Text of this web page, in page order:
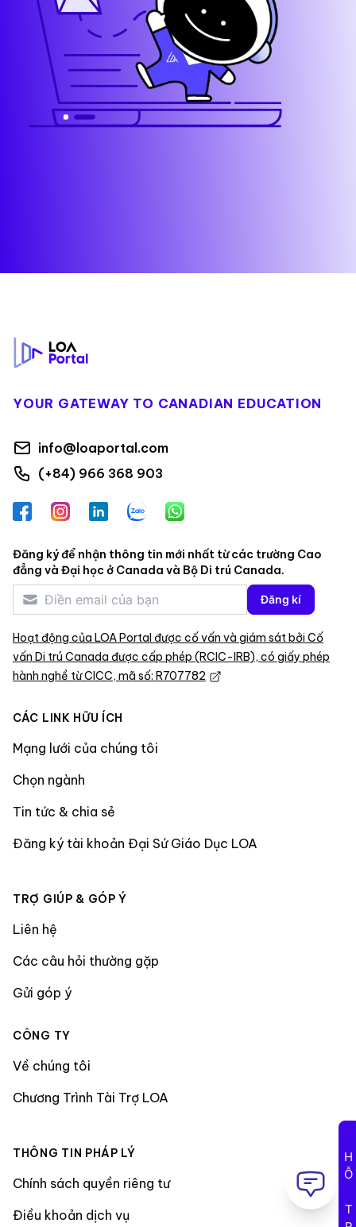
YOUR GATEWAY TO CANADIAN EDUCATION
info@loaportal.com
(+84) 966 368 903
FacebookInstagramLinkedInZalo WhatsApp
Đăng ký để nhận thông tin mới nhất từ các trường Cao
đẳng và Đại học ở Canada và Bộ Di trú Canada.
Đăng kí
Hoạt động của LOA Portal được cố vấn và giám sát bởi Cố
vấn Di trú Canada được cấp phép (RCIC-IRB), có giấy phép
hành nghề từ CICC, mã số: R707782
CÁC LINK HỮU ÍCH
Mạng lưới của chúng tôi
Chọn ngành
Tin tức & chia sẻ
Đăng ký tài khoản Đại Sứ Giáo Dục LOA
TRỢ GIÚP & GÓP Ý
Liên hệ
Các câu hỏi thường gặp
Gửi góp ý
CÔNG TY
Về chúng tôi
Chương Trình Tài Trợ LOA
THÔNG TIN PHÁP LÝ
Chính sách quyền riêng tư
Điều khoản dịch vụ
HỖ TRỢ